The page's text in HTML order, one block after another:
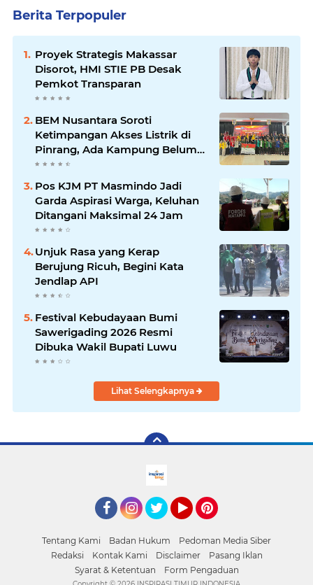
Berita Terpopuler
Proyek Strategis Makassar
Disorot, HMI STIE PB Desak
Pemkot Transparan
BEM Nusantara Soroti
Ketimpangan Akses Listrik di
Pinrang, Ada Kampung Belum
Terlayani
Pos KJM PT Masmindo Jadi
Garda Aspirasi Warga, Keluhan
Ditangani Maksimal 24 Jam
Unjuk Rasa yang Kerap
Berujung Ricuh, Begini Kata
Jendlap API
Festival Kebudayaan Bumi
Sawerigading 2026 Resmi
Dibuka Wakil Bupati Luwu
Lihat Selengkapnya
Tentang Kami Badan Hukum
Pedoman Media Siber
Redaksi
Kontak Kami Disclaimer
Pasang Iklan
Syarat & Ketentuan
Form Pengaduan